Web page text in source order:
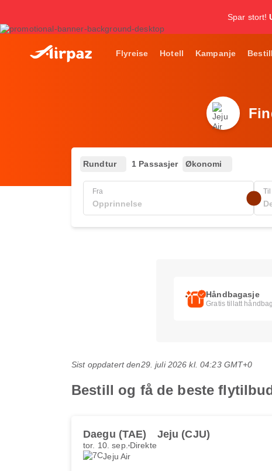
Spar stort!
Flyreise Hotell Kampanje
Rundtur 1 Passasjer Økonomi
Fra Til
Håndbagasje
Gratis tillatt
Sist oppdatert den29. juli 2026 kl. 04:23 GMT+0
Bestill og få de beste
Daegu (TAE) Jeju (CJU)
tor. 10. sep. Direkte
Jeju Air